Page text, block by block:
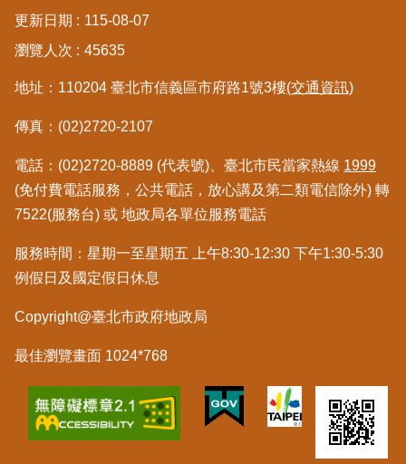
更新日期
115-08-07
瀏覽人次
45635
地址：110204 臺北市信義區市府路1號3樓(交通資訊)
傳真：(02)2720-2107
電話：(02)2720-8889 (代表號)、臺北市民當家熱線 1999
(免付費電話服務，公共電話，放心講及第二類電信除外) 轉
7522(服務台) 或 地政局各單位服務電話
服務時間：星期一至星期五 上午8:30-12:30 下午1:30-5:30
例假日及國定假日休息
Copyright@臺北市政府地政局
最佳瀏覽畫面 1024*768